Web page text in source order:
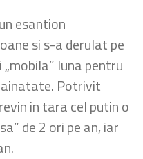
esantion
si s-a derulat pe
luna pentru
Potrivit
in tara cel putin o
de 2 ori pe an, iar